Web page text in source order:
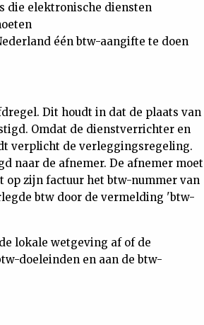
die elektronische diensten
één btw-aangifte te doen
Dit houdt in dat de plaats van
Omdat de dienstverrichter en
verplicht de verleggingsregeling.
naar de afnemer. De afnemer moet
zijn factuur het btw-nummer van
btw door de vermelding 'btw-
lokale wetgeving af of de
doeleinden en aan de btw-